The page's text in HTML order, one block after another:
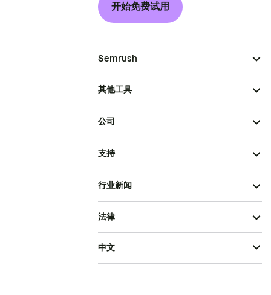
开始免费试用
Semrush
其他工具
公司
支持
行业新闻
法律
中文